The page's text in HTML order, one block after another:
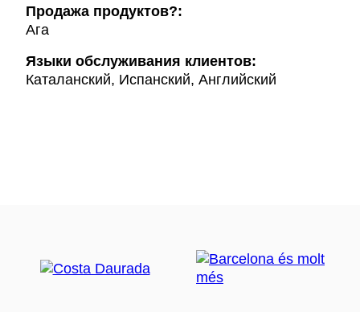
Продажа продуктов?:
Ага
Языки обслуживания клиентов:
Каталанский, Испанский, Английский